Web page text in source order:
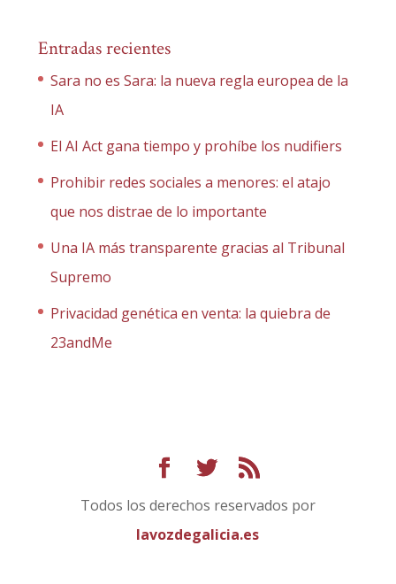
Entradas recientes
Sara no es Sara: la nueva regla europea de la
IA
El AI Act gana tiempo y prohíbe los nudifiers
Prohibir redes sociales a menores: el atajo
que nos distrae de lo importante
Una IA más transparente gracias al Tribunal
Supremo
Privacidad genética en venta: la quiebra de
23andMe
Todos los derechos reservados por
lavozdegalicia.es